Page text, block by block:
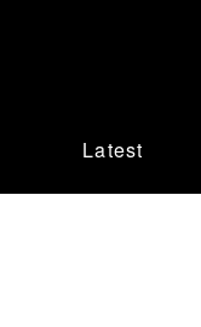
Latest